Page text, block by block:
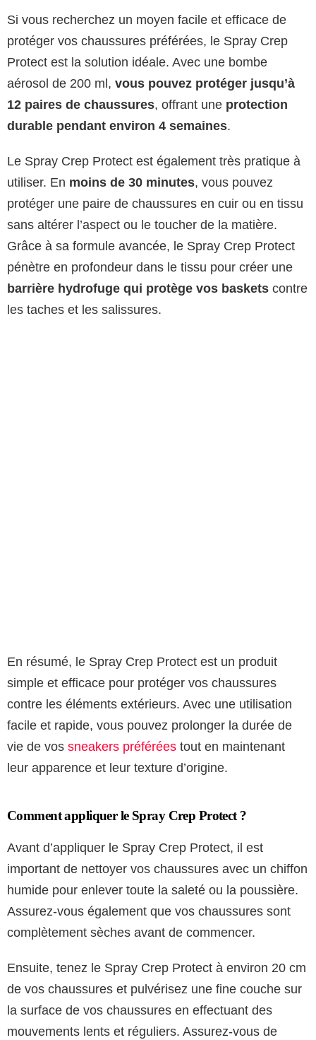
Si vous recherchez un moyen facile et efficace de
protéger vos chaussures préférées, le Spray Crep
Protect est la solution idéale. Avec une bombe
aérosol de 200 ml, vous pouvez protéger jusqu’à
12 paires de chaussures, offrant une protection
durable pendant environ 4 semaines.
Le Spray Crep Protect est également très pratique à
utiliser. En moins de 30 minutes, vous pouvez
protéger une paire de chaussures en cuir ou en tissu
sans altérer l’aspect ou le toucher de la matière.
Grâce à sa formule avancée, le Spray Crep Protect
pénètre en profondeur dans le tissu pour créer une
barrière hydrofuge qui protège vos baskets contre
les taches et les salissures.
En résumé, le Spray Crep Protect est un produit
simple et efficace pour protéger vos chaussures
contre les éléments extérieurs. Avec une utilisation
facile et rapide, vous pouvez prolonger la durée de
vie de vos sneakers préférées tout en maintenant
leur apparence et leur texture d’origine.
Comment appliquer le Spray Crep Protect ?
Avant d’appliquer le Spray Crep Protect, il est
important de nettoyer vos chaussures avec un chiffon
humide pour enlever toute la saleté ou la poussière.
Assurez-vous également que vos chaussures sont
complètement sèches avant de commencer.
Ensuite, tenez le Spray Crep Protect à environ 20 cm
de vos chaussures et pulvérisez une fine couche sur
la surface de vos chaussures en effectuant des
mouvements lents et réguliers. Assurez-vous de